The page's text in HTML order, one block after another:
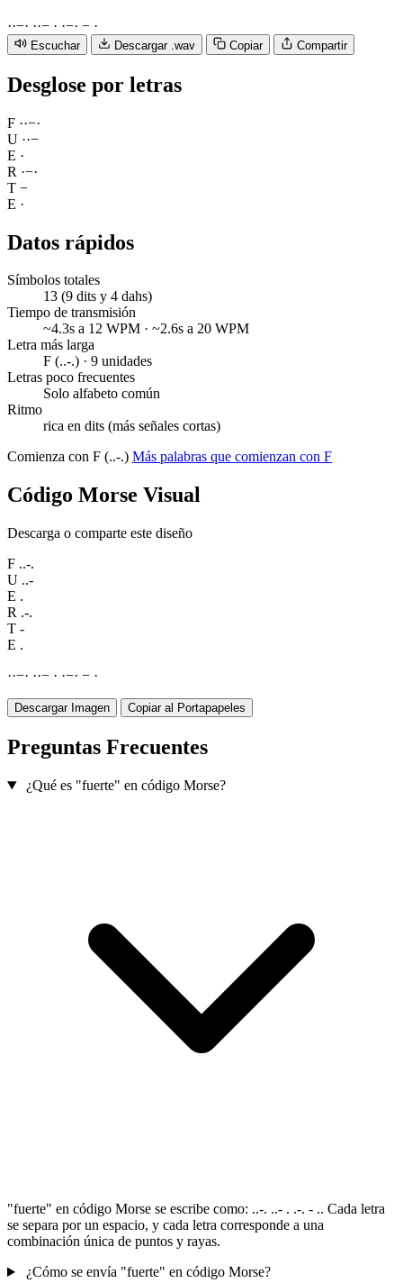
··−· ··− · ·−· − ·
Escuchar Descargar .wav Copiar Compartir
Desglose por letras
F ··−·
U ··−
E ·
R ·−·
T −
E ·
Datos rápidos
Símbolos totales
13 (9 dits y 4 dahs)
Tiempo de transmisión
~4.3s a 12 WPM · ~2.6s a 20 WPM
Letra más larga
F (..-.) · 9 unidades
Letras poco frecuentes
Solo alfabeto común
Ritmo
rica en dits (más señales cortas)
Comienza con F (..-.) Más palabras que comienzan con F
Código Morse Visual
Descarga o comparte este diseño
F ..-.
U ..-
E .
R .-.
T -
E .
··−· ··− · ·−· − ·
Descargar Imagen Copiar al Portapapeles
Preguntas Frecuentes
¿Qué es "fuerte" en código Morse?
"fuerte" en código Morse se escribe como: ..-. ..- . .-. - .. Cada letra
se separa por un espacio, y cada letra corresponde a una
combinación única de puntos y rayas.
¿Cómo se envía "fuerte" en código Morse?